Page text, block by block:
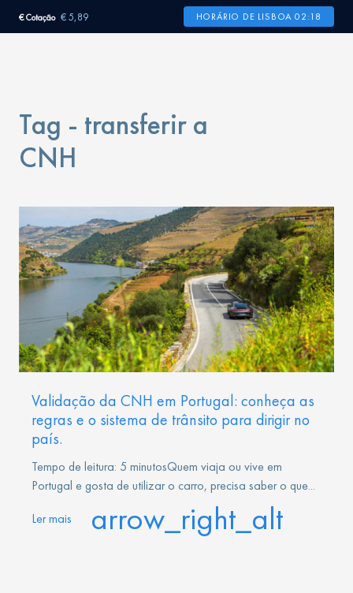
€ Cotação € 5,89 HORÁRIO DE LISBOA 02:18
Tag - transferir a
CNH
Validação da CNH em Portugal: conheça as
regras e o sistema de trânsito para dirigir no
país.
Tempo de leitura: 5 minutosQuem viaja ou vive em
Portugal e gosta de utilizar o carro, precisa saber o que...
Ler mais arrow_right_alt